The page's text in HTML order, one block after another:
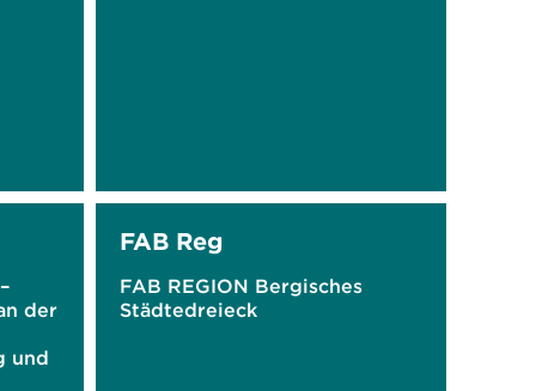
der
und
FAB Reg
FAB REGION Bergisches
Städtedreieck